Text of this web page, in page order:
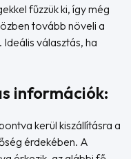
fűzzük ki, így még
tovább növeli a
választás, ha
információk:
kerül kiszállításra a
érdekében. A